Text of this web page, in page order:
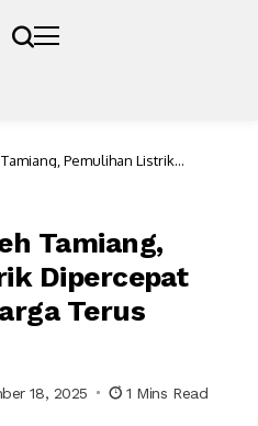
Pemulihan Listrik
Tamiang,
Dipercepat
Terus
18, 2025 1 Mins Read